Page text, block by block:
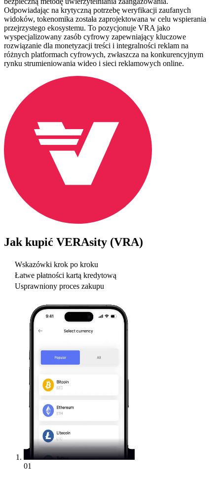
Odpowiadając na krytyczną potrzebę weryfikacji zaufanych
widoków, tokenomika została zaprojektowana w celu wspierania
przejrzystego ekosystemu. To pozycjonuje VRA jako
wyspecjalizowany zasób cyfrowy zapewniający kluczowe
rozwiązanie dla monetyzacji treści i integralności reklam na
różnych platformach cyfrowych, zwłaszcza na konkurencyjnym
rynku strumieniowania wideo i sieci reklamowych online.
Jak kupić VERAsity (VRA)
Wskazówki krok po kroku
Łatwe płatności kartą kredytową
Usprawniony proces zakupu
01